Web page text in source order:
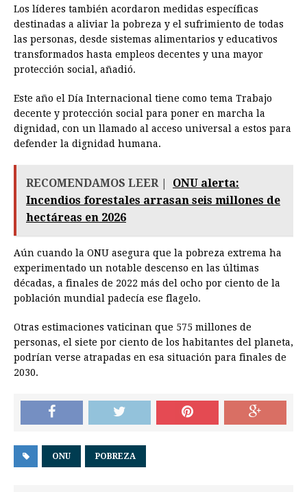
Los líderes también acordaron medidas específicas
destinadas a aliviar la pobreza y el sufrimiento de todas
las personas, desde sistemas alimentarios y educativos
transformados hasta empleos decentes y una mayor
protección social, añadió.
Este año el Día Internacional tiene como tema Trabajo
decente y protección social para poner en marcha la
dignidad, con un llamado al acceso universal a estos para
defender la dignidad humana.
RECOMENDAMOS LEER |
ONU alerta:
Incendios forestales arrasan seis millones de
hectáreas en 2026
Aún cuando la ONU asegura que la pobreza extrema ha
experimentado un notable descenso en las últimas
décadas, a finales de 2022 más del ocho por ciento de la
población mundial padecía ese flagelo.
Otras estimaciones vaticinan que 575 millones de
personas, el siete por ciento de los habitantes del planeta,
podrían verse atrapadas en esa situación para finales de
2030.
ONU POBREZA